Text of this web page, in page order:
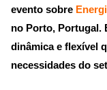
evento sobre
no Porto, Portugal.
dinâmica e flexível
necessidades do